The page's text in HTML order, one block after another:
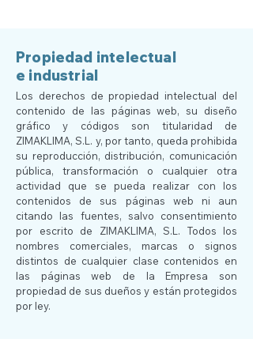
Propiedad intelectual
e industrial
Los derechos de propiedad intelectual del
contenido de las páginas web, su diseño
gráfico y códigos son titularidad de
ZIMAKLIMA, S.L. y, por tanto, queda prohibida
su reproducción, distribución, comunicación
pública, transformación o cualquier otra
actividad que se pueda realizar con los
contenidos de sus páginas web ni aun
citando las fuentes, salvo consentimiento
por escrito de ZIMAKLIMA, S.L. Todos los
nombres comerciales, marcas o signos
distintos de cualquier clase contenidos en
las páginas web de la Empresa son
propiedad de sus dueños y están protegidos
por ley.